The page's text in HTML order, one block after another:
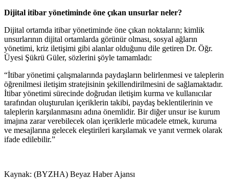
Dijital itibar yönetiminde öne çıkan unsurlar neler?
Dijital ortamda itibar yönetiminde öne çıkan noktaların; kimlik
unsurlarının dijital ortamlarda görünür olması, sosyal ağların
yönetimi, kriz iletişimi gibi alanlar olduğunu dile getiren Dr. Öğr.
Üyesi Şükrü Güler, sözlerini şöyle tamamladı:
“İtibar yönetimi çalışmalarında paydaşların belirlenmesi ve taleplerin
öğrenilmesi iletişim stratejisinin şekillendirilmesini de sağlamaktadır.
İtibar yönetimi sürecinde doğrudan iletişim kurma ve kullanıcılar
tarafından oluşturulan içeriklerin takibi, paydaş beklentilerinin ve
taleplerin karşılanmasını adına önemlidir. Bir diğer unsur ise kurum
imajına zarar verebilecek olan içeriklerle mücadele etmek, kuruma
ve mesajlarına gelecek eleştirileri karşılamak ve yanıt vermek olarak
ifade edilebilir.”
Kaynak: (BYZHA) Beyaz Haber Ajansı